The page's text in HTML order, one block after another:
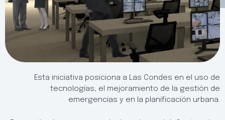
Esta iniciativa posiciona a Las Condes en el uso de
tecnologías, el mejoramiento de la gestión de
emergencias y en la planificación urbana.